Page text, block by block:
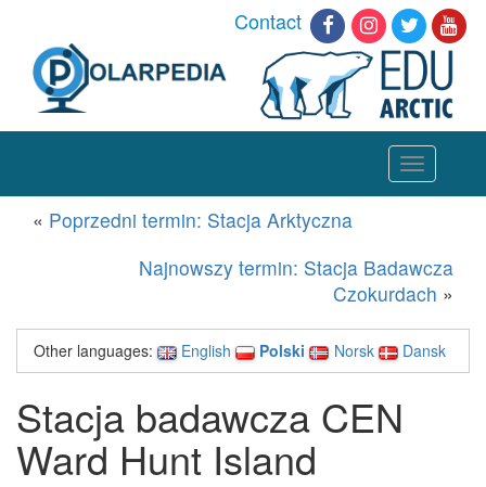
Contact
Toggle
navigation
« Poprzedni termin: Stacja Arktyczna
Najnowszy termin: Stacja Badawcza
Czokurdach »
Other languages: English Polski Norsk Dansk
Stacja badawcza CEN
Ward Hunt Island